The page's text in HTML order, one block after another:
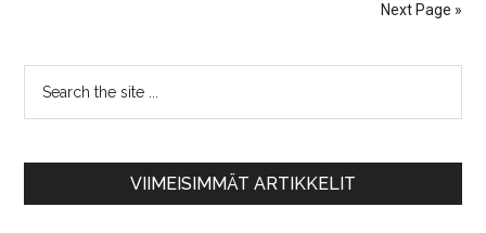
Next Page »
VIIMEISIMMÄT ARTIKKELIT